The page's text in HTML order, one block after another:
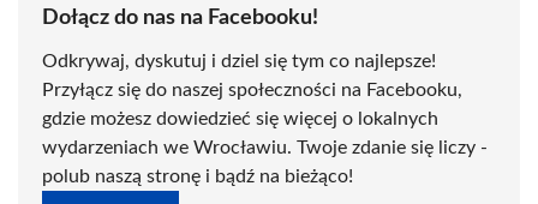
Dołącz do nas na Facebooku!
Odkrywaj, dyskutuj i dziel się tym co najlepsze!
Przyłącz się do naszej społeczności na Facebooku,
gdzie możesz dowiedzieć się więcej o lokalnych
wydarzeniach we Wrocławiu. Twoje zdanie się liczy -
polub naszą stronę i bądź na bieżąco!